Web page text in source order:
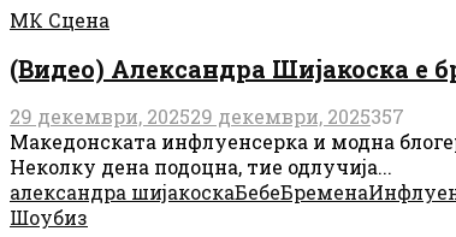
МК Сцена
(Видео) Александра Шијакоска е
29 декември, 202529 декември, 2025357
Македонската инфлуенсерка и модна
Неколку дена подоцна, тие одлучија...
александра шијакоскаБебеБремена
Шоубиз